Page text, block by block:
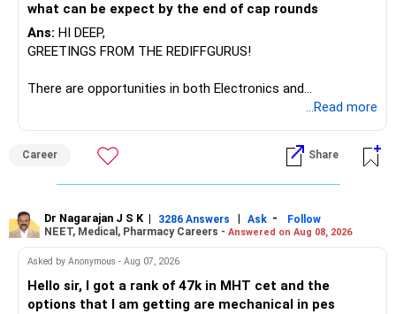
what can be expect by the end of cap rounds
Ans: HI DEEP,
GREETINGS FROM THE REDIFFGURUS!
There are opportunities in both Electronics and
Telecommunications (EnTC) and Information Technology
than IT. The choice is yours. Given that the field is
constantly evolving, you must be ready to accept various
challenges after graduation. Additionally, consider pursuing
to enhance your job prospects.
BEST WISHES.
...Read more
Career Share
Dr Nagarajan J S K | 3286 Answers | Ask -
Follow
NEET, Medical, Pharmacy Careers - Answered on Aug 08, 2026
Asked by Anonymous - Aug 07, 2026
Hello sir, I got a rank of 47k in MHT cet and the
options that I am getting are mechanical in pes